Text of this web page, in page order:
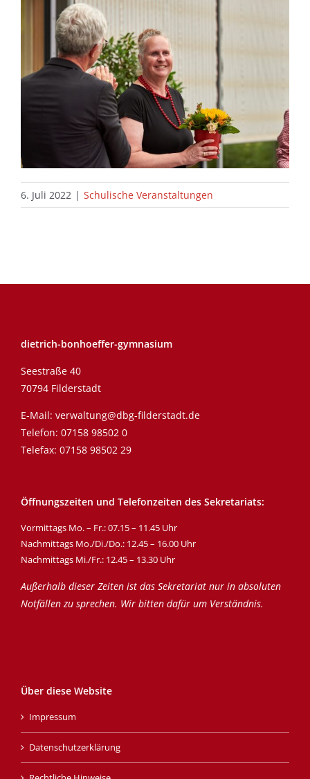
6. Juli 2022 | Schulische Veranstaltungen
dietrich-bonhoeffer-gymnasium
Seestraße 40
70794 Filderstadt
E-Mail: verwaltung@dbg-filderstadt.de
Telefon: 07158 98502 0
Telefax: 07158 98502 29
Öffnungszeiten und Telefonzeiten des Sekretariats:
Vormittags Mo. – Fr.: 07.15 – 11.45 Uhr
Nachmittags Mo./Di./Do.: 12.45 – 16.00 Uhr
Nachmittags Mi./Fr.: 12.45 – 13.30 Uhr
Außerhalb dieser Zeiten ist das Sekretariat nur in absoluten
Notfällen zu sprechen. Wir bitten dafür um Verständnis.
Über diese Website
Impressum
Datenschutzerklärung